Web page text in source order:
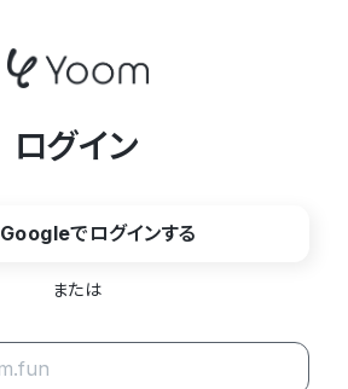
ログイン
Googleでログインする
または